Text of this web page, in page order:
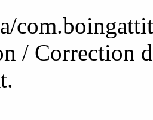
/ Correction